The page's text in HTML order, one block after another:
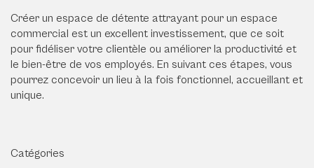
Créer un espace de détente attrayant pour un espace
commercial est un excellent investissement, que ce soit
pour fidéliser votre clientèle ou améliorer la productivité et
le bien-être de vos employés. En suivant ces étapes, vous
pourrez concevoir un lieu à la fois fonctionnel, accueillant et
unique.
Catégories